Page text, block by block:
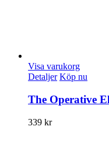
Visa varukorg
Detaljer Köp nu
The Operative
339 kr